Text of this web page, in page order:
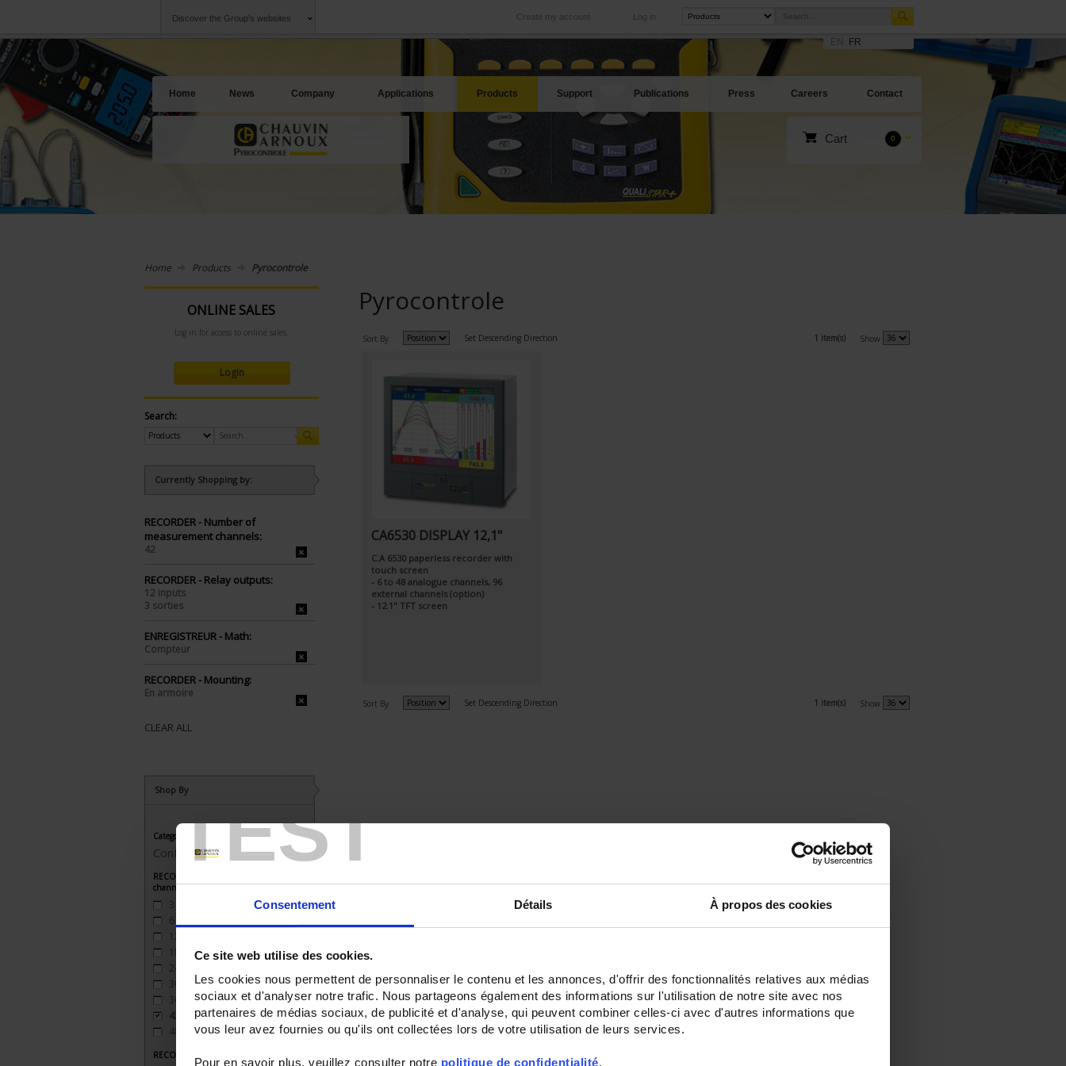
TEST
Consentement Détails À propos des cookies
Ce site web utilise des cookies.
Les cookies nous permettent de personnaliser le contenu et les annonces, d'offrir des fonctionnalités relatives aux médias
sociaux et d'analyser notre trafic. Nous partageons également des informations sur l'utilisation de notre site avec nos
partenaires de médias sociaux, de publicité et d'analyse, qui peuvent combiner celles-ci avec d'autres informations que
vous leur avez fournies ou qu'ils ont collectées lors de votre utilisation de leurs services.
Pour en savoir plus, veuillez consulter notre politique de confidentialité.
Discover the Group's websites Log in
Create my account
International
Our subsidiaries abroad
Our best offers
FR
Home News Company Applications Products Support Publications Press Careers Contact
Cart 0
Home Products Pyrocontrole
ONLINE SALES
Log in for access to online sales.
Login
Search:
Currently Shopping by:
RECORDER - Number of
measurement channels:
42
RECORDER - Relay outputs:
12 inputs
3 sorties
ENREGISTREUR - Math:
Compteur
RECORDER - Mounting:
En armoire
CLEAR ALL
Shop By
Category
Control / recording
RECORDER - Number of measurement
channels
3
6
12
18
24
30
36
42
48
RECORDER - Relay outputs
Pyrocontrole
Sort By Set Descending Direction 1 item(s) Show
CA6530 DISPLAY 12,1"
C.A 6530 paperless recorder with
touch screen
- 6 to 48 analogue channels, 96
external channels (option)
- 12.1" TFT screen
Sort By Set Descending Direction 1 item(s) Show